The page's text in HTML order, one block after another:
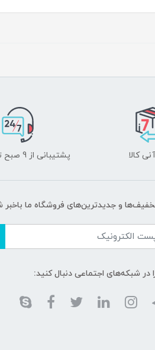
کالا پشتیبانی از 9 صبح تا 23 شب
و جدیدترین‌های فروشگاه ما باخبر
در شبکه‌های اجتماعی دنبال کنید: